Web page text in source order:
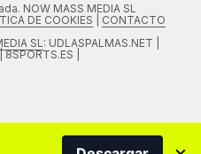
NOW MASS MEDIA SL
DE COOKIES
CONTACTO
SL : UDLASPALMAS.NET |
|